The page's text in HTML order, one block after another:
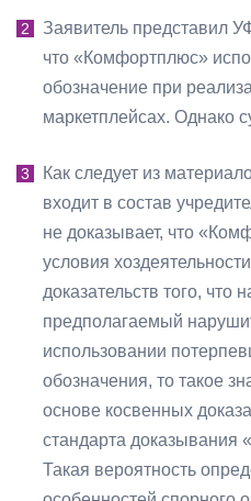
Заявитель представил
что «Комфортплюс»
обозначение при
маркетплейсах. Однако
Как следует из
входит в состав
не доказывает, что
условия
доказательств того, что
предполагаемый
использовании
обозначения, то такое
основе косвенных
стандарта доказывания
Такая вероятность